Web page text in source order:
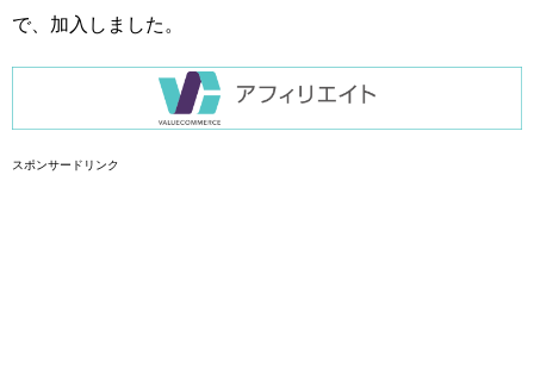
で、加入しました。
スポンサードリンク